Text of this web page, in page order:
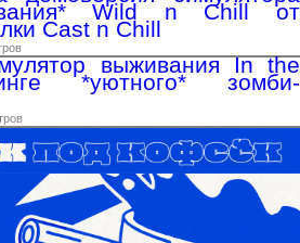
Wild n Chill от
Cast n Chill
выживания In the
*уютного* зомби-